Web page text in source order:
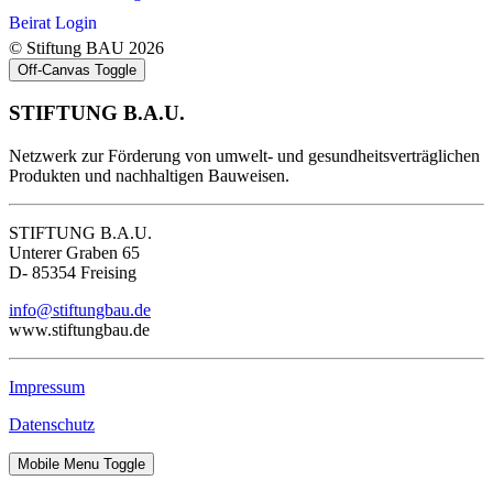
Beirat Login
© Stiftung BAU 2026
Off-Canvas Toggle
STIFTUNG B.A.U.
Netzwerk zur Förderung von umwelt- und gesundheitsverträglichen
Produkten und nachhaltigen Bauweisen.
STIFTUNG B.A.U.
Unterer Graben 65
D- 85354 Freising
info@stiftungbau.de
www.stiftungbau.de
Impressum
Datenschutz
Mobile Menu Toggle